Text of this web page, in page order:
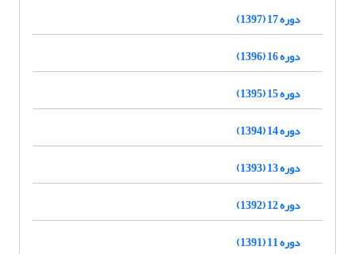
دوره 17 (1397)
دوره 16 (1396)
دوره 15 (1395)
دوره 14 (1394)
دوره 13 (1393)
دوره 12 (1392)
دوره 11 (1391)